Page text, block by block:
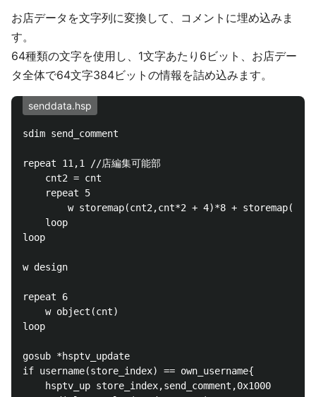
お店データを文字列に変換して、コメントに埋め込みま
す。
64種類の文字を使用し、1文字あたり6ビット、お店デー
タ全体で64文字384ビットの情報を詰め込みます。
senddata.hsp
sdim send_comment
repeat 11,1	//店編集可能部
loop
w design
repeat 6
loop
gosub *hsptv_update
if username(store_index) == own_username{